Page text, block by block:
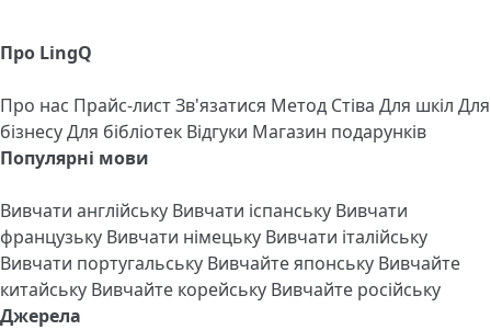
Про LingQ
Про нас Прайс-листЗв'язатися Метод Стіва Для шкіл Для
бізнесуДля бібліотек Відгуки Магазин подарунків
Популярні мови
Вивчати англійську Вивчати іспанську Вивчати
французьку Вивчати німецьку Вивчати італійську
Вивчати португальську Вивчайте японську Вивчайте
китайську Вивчайте корейську Вивчайте російську
Джерела